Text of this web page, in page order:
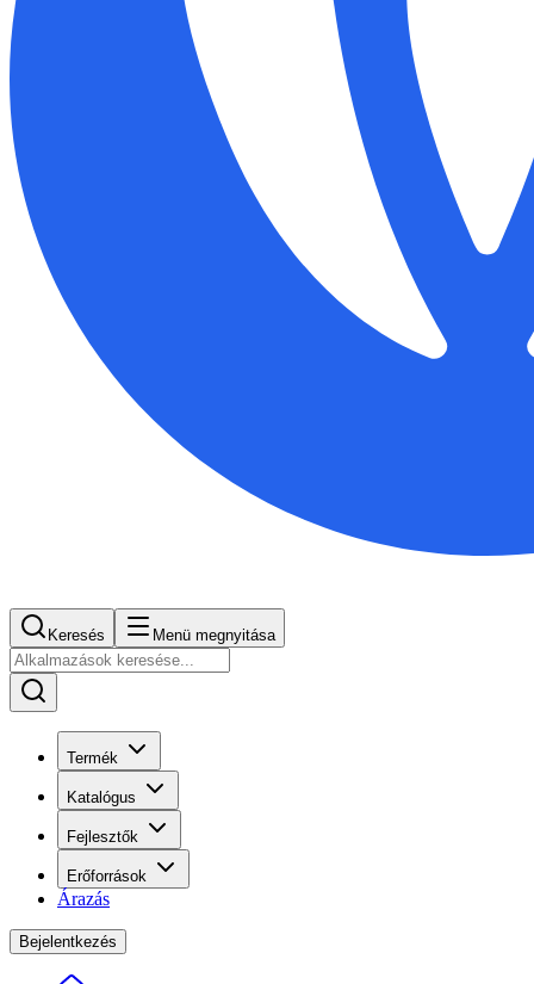
Keresés Menü megnyitása
Termék
Katalógus
Fejlesztők
Erőforrások
Árazás
Bejelentkezés